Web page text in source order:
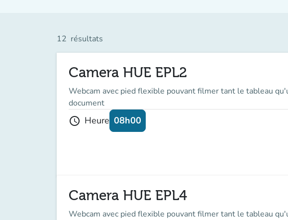
12 résultats
Camera HUE EPL2
Webcam avec pied flexible pouvant filmer tant le tableau
document
schedule Heure 08h00
Camera HUE EPL4
Webcam avec pied flexible pouvant filmer tant le tableau